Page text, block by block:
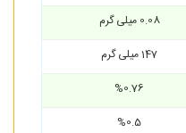
0.08 میلی گرم
147 میلی گرم
%0.76
%0.5